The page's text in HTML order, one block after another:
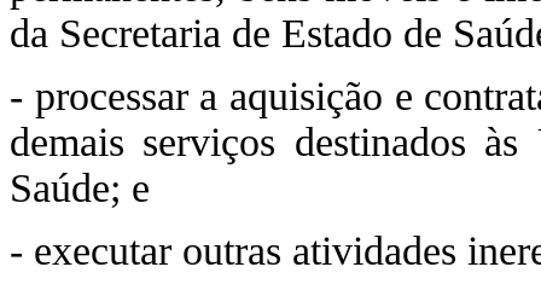
da Secretaria de Estado de
- processar a aquisição e
demais serviços destinados
Saúde; e
- executar outras atividades